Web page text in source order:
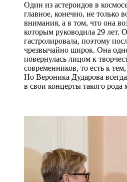
Один из астероидов в
главное, конечно, не только
внимания, а в том, что она
которым руководила 29 лет.
гастролировала, поэтому
чрезвычайно широк. Она
повернулась лицом к
современников, то есть к
Но Вероника Дударова
в свои концерты такого рода